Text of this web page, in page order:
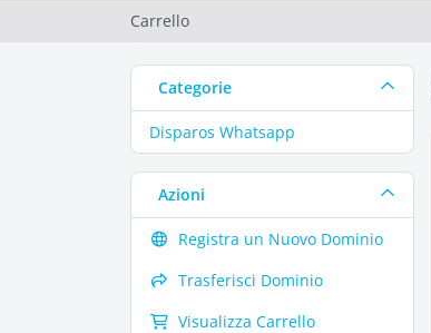
Carrello
Categorie
Disparos Whatsapp
Azioni
Registra un Nuovo Dominio
Trasferisci Dominio
Visualizza Carrello